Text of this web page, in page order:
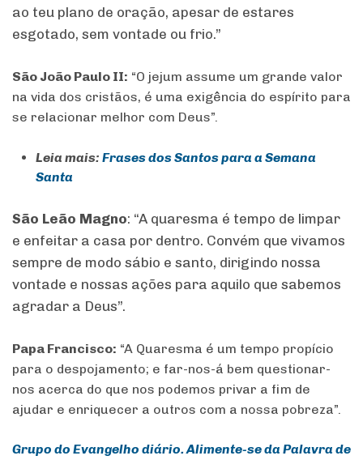
ao teu plano de oração, apesar de estares
esgotado, sem vontade ou frio.”
São João Paulo II: “O jejum assume um grande valor
na vida dos cristãos, é uma exigência do espírito para
se relacionar melhor com Deus”.
Leia mais: Frases dos Santos para a Semana
Santa
São Leão Magno: “A quaresma é tempo de limpar
e enfeitar a casa por dentro. Convém que vivamos
sempre de modo sábio e santo, dirigindo nossa
vontade e nossas ações para aquilo que sabemos
agradar a Deus”.
Papa Francisco: “A Quaresma é um tempo propício
para o despojamento; e far-nos-á bem questionar-
nos acerca do que nos podemos privar a fim de
ajudar e enriquecer a outros com a nossa pobreza”.
Grupo do Evangelho diário. Alimente-se da Palavra de